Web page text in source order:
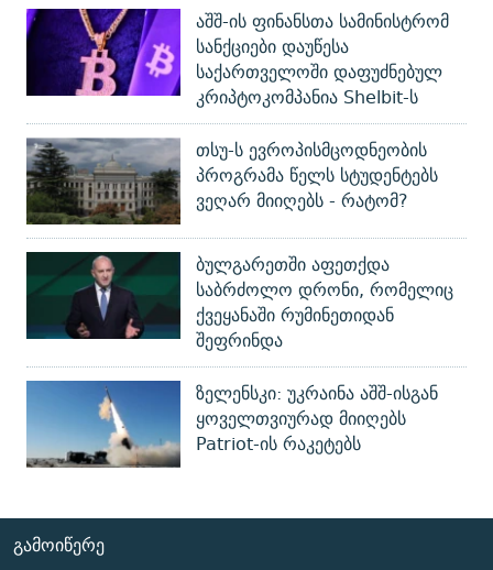
აშშ-ის ფინანსთა სამინისტრომ
სანქციები დაუწესა
საქართველოში დაფუძნებულ
კრიპტოკომპანია Shelbit-ს
თსუ-ს ევროპისმცოდნეობის
პროგრამა წელს სტუდენტებს
ვეღარ მიიღებს - რატომ?
ბულგარეთში აფეთქდა
საბრძოლო დრონი, რომელიც
ქვეყანაში რუმინეთიდან
შეფრინდა
ზელენსკი: უკრაინა აშშ-ისგან
ყოველთვიურად მიიღებს
Patriot-ის რაკეტებს
ᲒᲐᲛᲝᲘᲬᲔᲠᲔ